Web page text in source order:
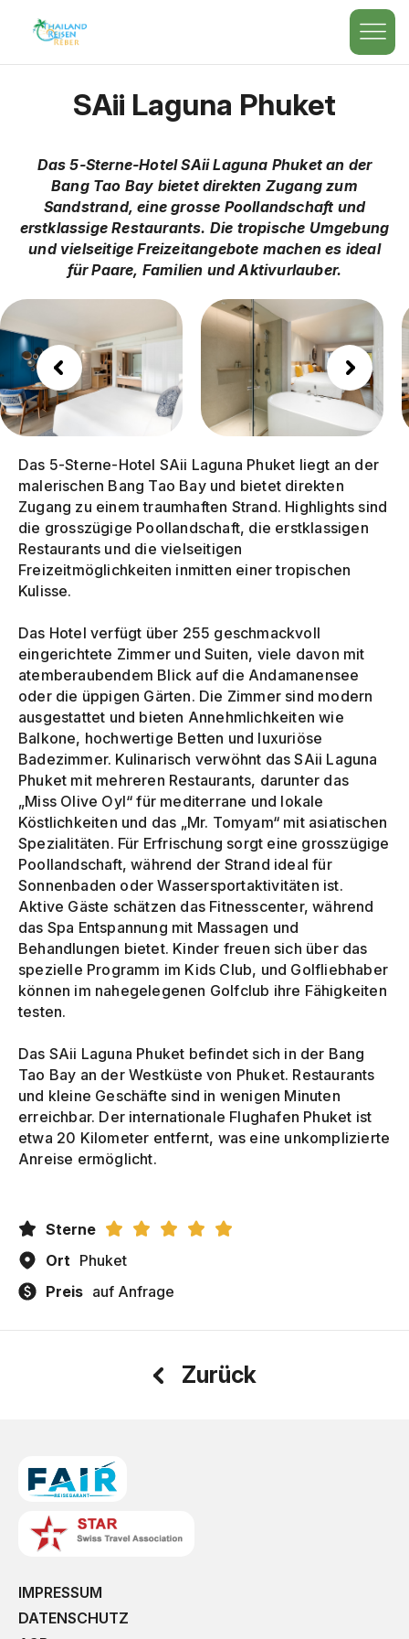
SAii Laguna Phuket
Das 5-Sterne-Hotel SAii Laguna Phuket an der
Bang Tao Bay bietet direkten Zugang zum
Sandstrand, eine grosse Poollandschaft und
erstklassige Restaurants. Die tropische Umgebung
und vielseitige Freizeitangebote machen es ideal
für Paare, Familien und Aktivurlauber.
Das 5-Sterne-Hotel SAii Laguna Phuket liegt an der
malerischen Bang Tao Bay und bietet direkten
Zugang zu einem traumhaften Strand. Highlights sind
die grosszügige Poollandschaft, die erstklassigen
Restaurants und die vielseitigen
Freizeitmöglichkeiten inmitten einer tropischen
Kulisse.
Das Hotel verfügt über 255 geschmackvoll
eingerichtete Zimmer und Suiten, viele davon mit
atemberaubendem Blick auf die Andamanensee
oder die üppigen Gärten. Die Zimmer sind modern
ausgestattet und bieten Annehmlichkeiten wie
Balkone, hochwertige Betten und luxuriöse
Badezimmer. Kulinarisch verwöhnt das SAii Laguna
Phuket mit mehreren Restaurants, darunter das
„Miss Olive Oyl“ für mediterrane und lokale
Köstlichkeiten und das „Mr. Tomyam“ mit asiatischen
Spezialitäten. Für Erfrischung sorgt eine grosszügige
Poollandschaft, während der Strand ideal für
Sonnenbaden oder Wassersportaktivitäten ist.
Aktive Gäste schätzen das Fitnesscenter, während
das Spa Entspannung mit Massagen und
Behandlungen bietet. Kinder freuen sich über das
spezielle Programm im Kids Club, und Golfliebhaber
können im nahegelegenen Golfclub ihre Fähigkeiten
testen.
Das SAii Laguna Phuket befindet sich in der Bang
Tao Bay an der Westküste von Phuket. Restaurants
und kleine Geschäfte sind in wenigen Minuten
erreichbar. Der internationale Flughafen Phuket ist
etwa 20 Kilometer entfernt, was eine unkomplizierte
Anreise ermöglicht.
Sterne
Ort Phuket
Preis auf Anfrage
Zurück
IMPRESSUM
DATENSCHUTZ